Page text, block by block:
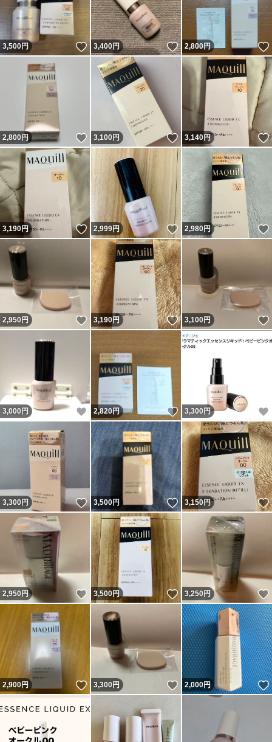
3,500円 いいね！
3,400円 いいね！
2,800円
2,800円 いいね！
3,100円 いいね！
3,140円
3,190円 いいね！
2,999円 いいね！
2,980円
2,950円 いいね！
3,190円 いいね！
3,100円
3,000 円 いいね！
2,820円 いいね！
3,300 円
3,300円 いいね！
3,500円 いいね！
3,150円
2,950円 いいね！
3,500円 いいね！
3,250円
2,900円 いいね！
3,300円 いいね！
2,000円